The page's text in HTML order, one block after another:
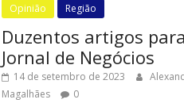
Opinião
Região
Duzentos artigos
Jornal de Negócios
14 de setembro de 2023
Magalhães
0